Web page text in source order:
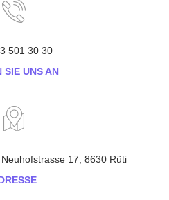
501 30 30
SIE UNS AN
17, 8630 Rüti